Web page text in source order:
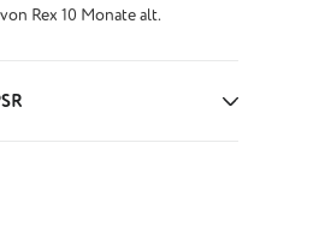
Rex 10 Monate alt.